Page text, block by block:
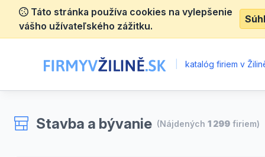
Táto stránka používa cookies na vylepšenie
vášho užívateľského zážitku.
katalóg firiem v
Stavba a bývanie (Nájdených 1 299 firiem)